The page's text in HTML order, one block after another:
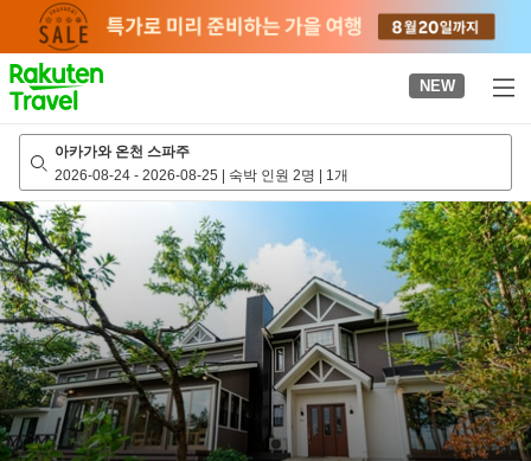
page
NEW
아카가와 온천 스파주
2026-08-24 - 2026-08-25 | 숙박 인원 2명 | 1개